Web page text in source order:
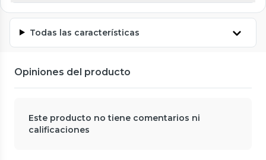
Todas las características
Opiniones del producto
Este producto no tiene comentarios ni
calificaciones